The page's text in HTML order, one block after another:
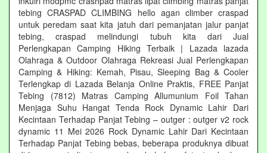
tebing CRASPAD CLIMBING hello agan climber craspad
untuk peredam saat kita jatuh dari pemanjatan jalur panjat
tebing, craspad melindungi tubuh kita dari Jual
Perlengkapan Camping Hiking Terbaik | Lazada lazada
Olahraga & Outdoor Olahraga Rekreasi Jual Perlengkapan
Camping & Hiking: Kemah, Pisau, Sleeping Bag & Cooler
Terlengkap di Lazada Belanja Online Praktis, FREE Panjat
Tebing (7812) Matras Camping Allumunium Foil Tahan
Menjaga Suhu Hangat Tenda Rock Dynamic Lahir Dari
Kecintaan Terhadap Panjat Tebing – outger : outger v2 rock
dynamic 11 Mei 2026 Rock Dynamic Lahir Dari Kecintaan
Terhadap Panjat Tebing bebas, beberapa produknya dibuat